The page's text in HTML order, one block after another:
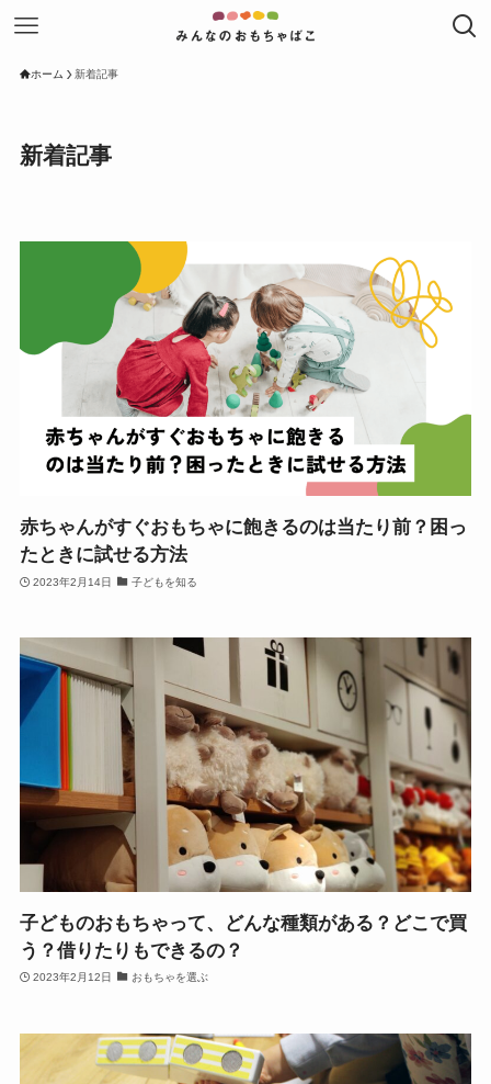
ホーム 新着記事
新着記事
赤ちゃんがすぐおもちゃに飽きるのは当たり前？困っ
たときに試せる方法
2023年2月14日 子どもを知る
子どものおもちゃって、どんな種類がある？どこで買
う？借りたりもできるの？
2023年2月12日 おもちゃを選ぶ